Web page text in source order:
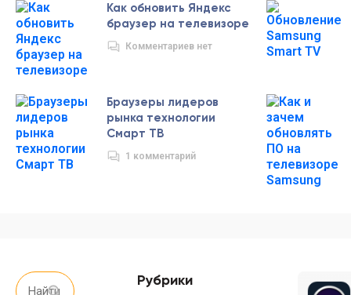
Как обновить Яндекс
браузер на телевизоре
Комментариев нет
Браузеры лидеров
рынка технологии
Смарт ТВ
1 комментарий
Рубрики